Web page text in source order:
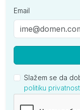
Email
Slažem se da
politiku